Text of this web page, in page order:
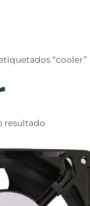
“cooler”
resultado